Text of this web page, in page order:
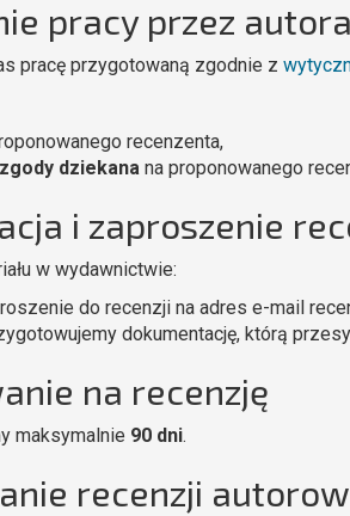
pracy przez
pracę przygotowaną zgodnie z
recenzenta,
dziekana na proponowanego
i zaproszenie
w wydawnictwie:
do recenzji na adres e-mail
dokumentację, którą
na recenzję
maksymalnie 90 dni.
recenzji